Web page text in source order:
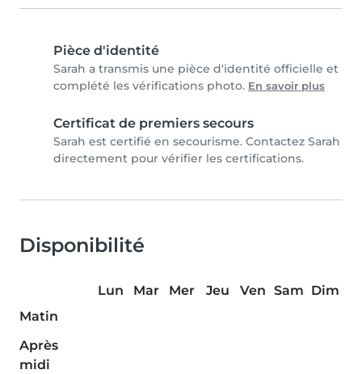
Pièce d'identité
Sarah a transmis une pièce d'identité officielle et
complété les vérifications photo. En savoir plus
Certificat de premiers secours
Sarah est certifié en secourisme. Contactez Sarah
directement pour vérifier les certifications.
Disponibilité
Lun Mar Mer Jeu Ven Sam Dim
Matin
Après
midi